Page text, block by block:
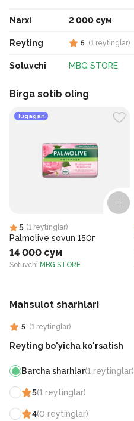
Narxi
Reyting
Sotuvchi
2 000 сум
5 (1 reytinglar)
MBG STORE
Birga sotib oling
Tugagan
5 (1 reytinglar)
Palmolive sovun 150г
14 000 сум
Sotuvchi: MBG STORE
Mahsulot sharhlari
5 (1 reytinglar)
Reyting bo'yicha ko'rsatish
Barcha sharhlar(1 reytinglar)
5(1 reytinglar)
4(0 reytinglar)